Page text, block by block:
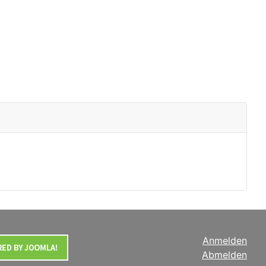
Anmelden
Abmelden